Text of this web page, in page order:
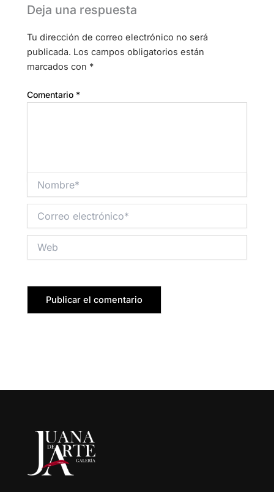
Deja una respuesta
Tu dirección de correo electrónico no será
publicada. Los campos obligatorios están
marcados con *
Comentario *
electrónico*